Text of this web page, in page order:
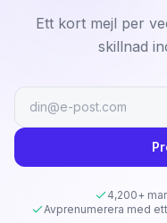
Ett kort mejl per
skillnad
4,200+
Avprenumerera med